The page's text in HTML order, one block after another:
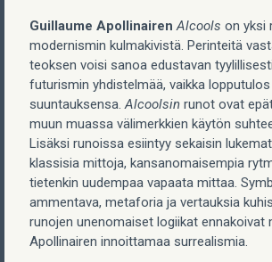
Guillaume Apollinairen Alcools on yksi
modernismin kulmakivistä. Perinteitä
teoksen voisi sanoa edustavan
futurismin yhdistelmää, vaikka
suuntauksensa.Alcoolsin runot ovat
muun muassa välimerkkien käytön
Lisäksi runoissa esiintyy sekaisin
klassisia mittoja, kansanomaisempia
tietenkin uudempaa vapaata mittaa.
ammentava, metaforia ja vertauksia
runojen unenomaiset logiikat ennakoivat
Apollinairen innoittamaa surrealismia.